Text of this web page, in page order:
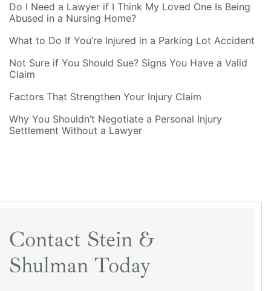
Do I Need a Lawyer if I Think My Loved One Is Being
Abused in a Nursing Home?
What to Do If You’re Injured in a Parking Lot Accident
Not Sure if You Should Sue? Signs You Have a Valid
Claim
Factors That Strengthen Your Injury Claim
Why You Shouldn’t Negotiate a Personal Injury
Settlement Without a Lawyer
Contact Stein &
Shulman Today